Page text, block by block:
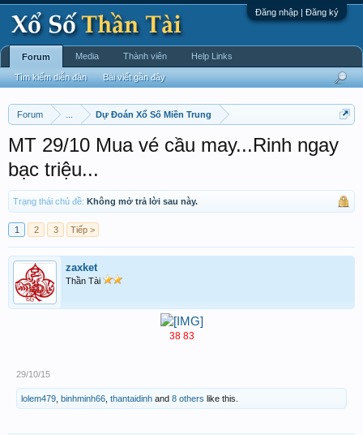
Đăng nhập | Đăng ký
Forum Dự Đoán Xổ Số Miền Trung
MT 29/10 Mua vé cầu may...Rinh ngay
bạc triệu...
Trạng thái chủ đề: Không mở trả lời sau này.
1 2 3 Tiếp >
zaxket
Thần Tài
38 83​
29/10/15
lolem479 binhminh66 thantaidinh and 8 others like this.
Forum
Tìm kiếm diễn đàn Bài viết gần đây
Media Thành viên Help Links